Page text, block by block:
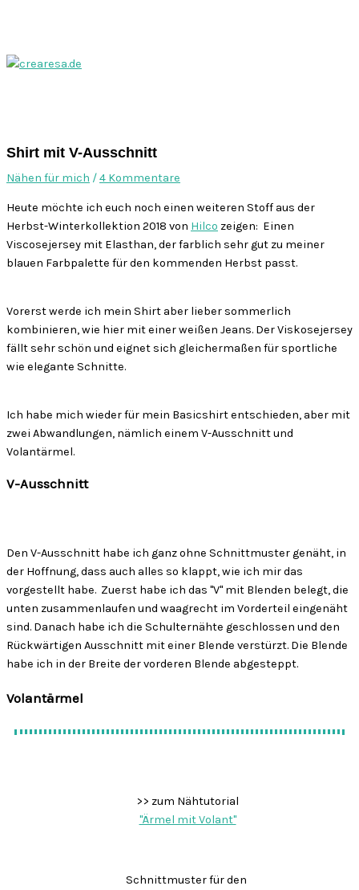
springen
Shirt mit V-Ausschnitt
Nähen für mich /4 Kommentare
Heute möchte ich euch noch einen weiteren Stoff aus der
Herbst-Winterkollektion 2018 von Hilco zeigen: Einen
Viscosejersey mit Elasthan, der farblich sehr gut zu meiner
blauen Farbpalette für den kommenden Herbst passt.
Vorerst werde ich mein Shirt aber lieber sommerlich
kombinieren, wie hier mit einer weißen Jeans. Der Viskosejersey
fällt sehr schön und eignet sich gleichermaßen für sportliche
wie elegante Schnitte.
Ich habe mich wieder für mein Basicshirt entschieden, aber mit
zwei Abwandlungen, nämlich einem V-Ausschnitt und
Volantärmel.
V-Ausschnitt
Den V-Ausschnitt habe ich ganz ohne Schnittmuster genäht, in
der Hoffnung, dass auch alles so klappt, wie ich mir das
vorgestellt habe. Zuerst habe ich das "V" mit Blenden belegt, die
unten zusammenlaufen und waagrecht im Vorderteil eingenäht
sind. Danach habe ich die Schulternähte geschlossen und den
Rückwärtigen Ausschnitt mit einer Blende verstürzt. Die Blende
habe ich in der Breite der vorderen Blende abgesteppt.
Volantärmel
>> zum Nähtutorial
"Ärmel mit Volant"
Schnittmuster für den